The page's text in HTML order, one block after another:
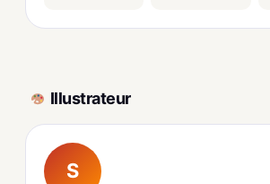
Illustrateur
S